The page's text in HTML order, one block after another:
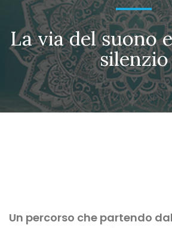
La via del suono
silenzio
Un percorso che partendo